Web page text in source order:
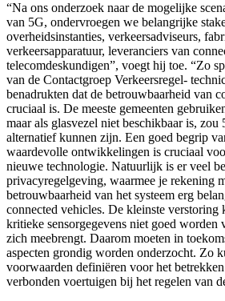
“Na ons onderzoek naar de mogelijke
van 5G, ondervroegen we belangrijke
overheidsinstanties, verkeersadviseurs,
verkeersapparatuur, leveranciers van
telecomdeskundigen”, voegt hij toe. “Zo
van de Contactgroep Verkeersregel-
benadrukten dat de betrouwbaarheid van
cruciaal is. De meeste gemeenten
maar als glasvezel niet beschikbaar is, zou
alternatief kunnen zijn. Een goed begrip
waardevolle ontwikkelingen is cruciaal
nieuwe technologie. Natuurlijk is er veel
privacyregelgeving, waarmee je rekening
betrouwbaarheid van het systeem erg
connected vehicles. De kleinste verstoring
kritieke sensorgegevens niet goed worden
zich meebrengt. Daarom moeten in
aspecten grondig worden onderzocht. Zo
voorwaarden definiëren voor het
verbonden voertuigen bij het regelen van